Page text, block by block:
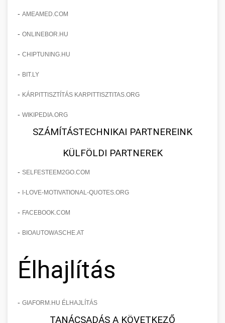
- AMEAMED.COM
- ONLINEBOR.HU
- CHIPTUNING.HU
- BIT.LY
- KÁRPITTISZTÍTÁS KARPITTISZTITAS.ORG
- WIKIPEDIA.ORG
SZÁMÍTÁSTECHNIKAI PARTNEREINK
KÜLFÖLDI PARTNEREK
- SELFESTEEM2GO.COM
- I-LOVE-MOTIVATIONAL-QUOTES.ORG
- FACEBOOK.COM
- BIOAUTOWASCHE.AT
Élhajlítás
- GIAFORM.HU ÉLHAJLÍTÁS
TANÁCSADÁS A KÖVETKEZŐ